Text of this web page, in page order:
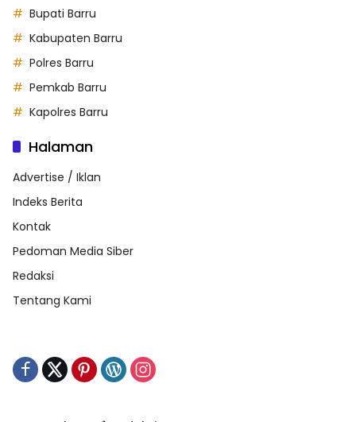
Bupati Barru
Kabupaten Barru
Polres Barru
Pemkab Barru
Kapolres Barru
Halaman
Advertise / Iklan
Indeks Berita
Kontak
Pedoman Media Siber
Redaksi
Tentang Kami